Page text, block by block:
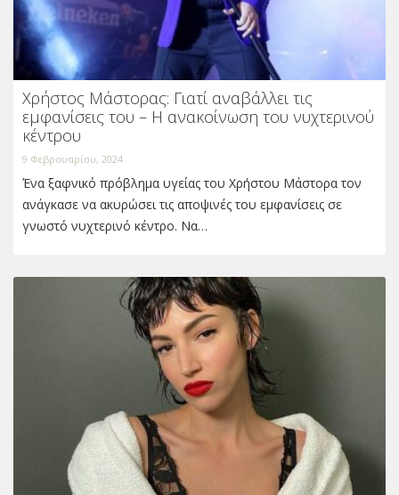
Χρήστος Μάστορας: Γιατί αναβάλλει τις
εμφανίσεις του – Η ανακοίνωση του νυχτερινού
κέντρου
9 Φεβρουαρίου, 2024
Ένα ξαφνικό πρόβλημα υγείας του Χρήστου Μάστορα τον
ανάγκασε να ακυρώσει τις αποψινές του εμφανίσεις σε
γνωστό νυχτερινό κέντρο. Να…